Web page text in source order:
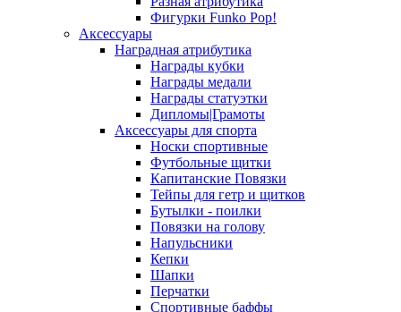
Фигурки Funko Pop!
Аксессуары
Наградная атрибутика
Награды кубки
Награды медали
Награды статуэтки
Дипломы|Грамоты
Аксессуары для спорта
Носки спортивные
Футбольные щитки
Капитанские Повязки
Тейпы для гетр и щитков
Бутылки - поилки
Повязки на голову
Напульсники
Кепки
Шапки
Перчатки
Спортивные баффы